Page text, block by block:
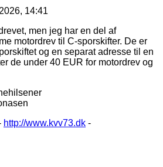
14:41
men jeg har en del af
motordrev til C-sporskifter. De er
og en separat adresse til en
de under 40 EUR for motordrev og
http://www.kvv73.dk -